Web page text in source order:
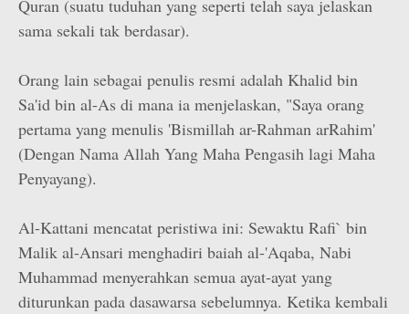
Quran (suatu tuduhan yang seperti telah saya jelaskan
sama sekali tak berdasar).
Orang lain sebagai penulis resmi adalah Khalid bin
Sa'id bin al-As di mana ia menjelaskan, "Saya orang
pertama yang menulis 'Bismillah ar-Rahman ar­Rahim'
(Dengan Nama Allah Yang Maha Pengasih lagi Maha
Penyayang).
Al-Kattani mencatat peristiwa ini: Sewaktu Rafi` bin
Malik al-Ansari menghadiri baiah al-'Aqaba, Nabi
Muhammad menyerahkan semua ayat-ayat yang
diturunkan pada dasawarsa sebelumnya. Ketika kembali